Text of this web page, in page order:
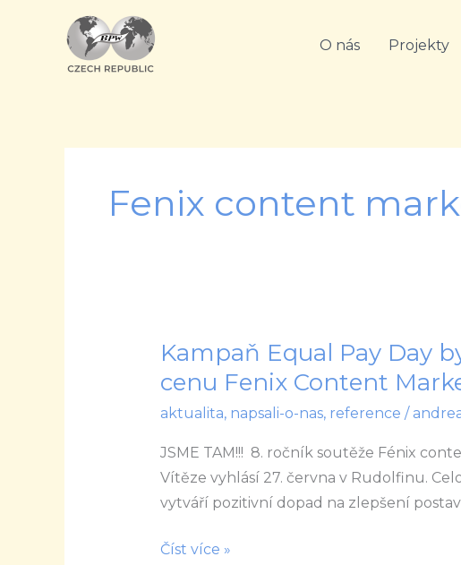
O nás Projekty
Fenix content
Kampaň Equal Pay Day
cenu Fenix Content
aktualita, napsali-o-nas, reference /
JSME TAM!!! 8. ročník soutěže Fénix
Vítěze vyhlásí 27. června v Rudolfinu.
vytváří pozitivní dopad na zlepšení
Kampaň
Equal
byla
nominována
na
Fenix
Číst více »